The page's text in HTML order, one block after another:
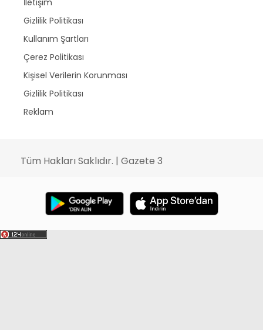
İletişim
Gizlilik Politikası
Kullanım Şartları
Çerez Politikası
Kişisel Verilerin Korunması
Gizlilik Politikası
Reklam
Tüm Hakları Saklıdır. | Gazete 3